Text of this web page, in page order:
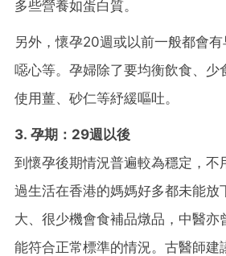
多些營養如蛋白質。
另外，懷孕20週或以前一般都會有
噁心等。孕婦除了要均衡飲食、少
使用薑、砂仁等紓緩嘔吐。
3. 孕期：29週以後
到懷孕後期情況普遍較為穩定，不
過生活在香港的媽媽好多都未能放
大、很少機會食補品燉品，中醫亦
能符合正常標準的情況。古醫師建